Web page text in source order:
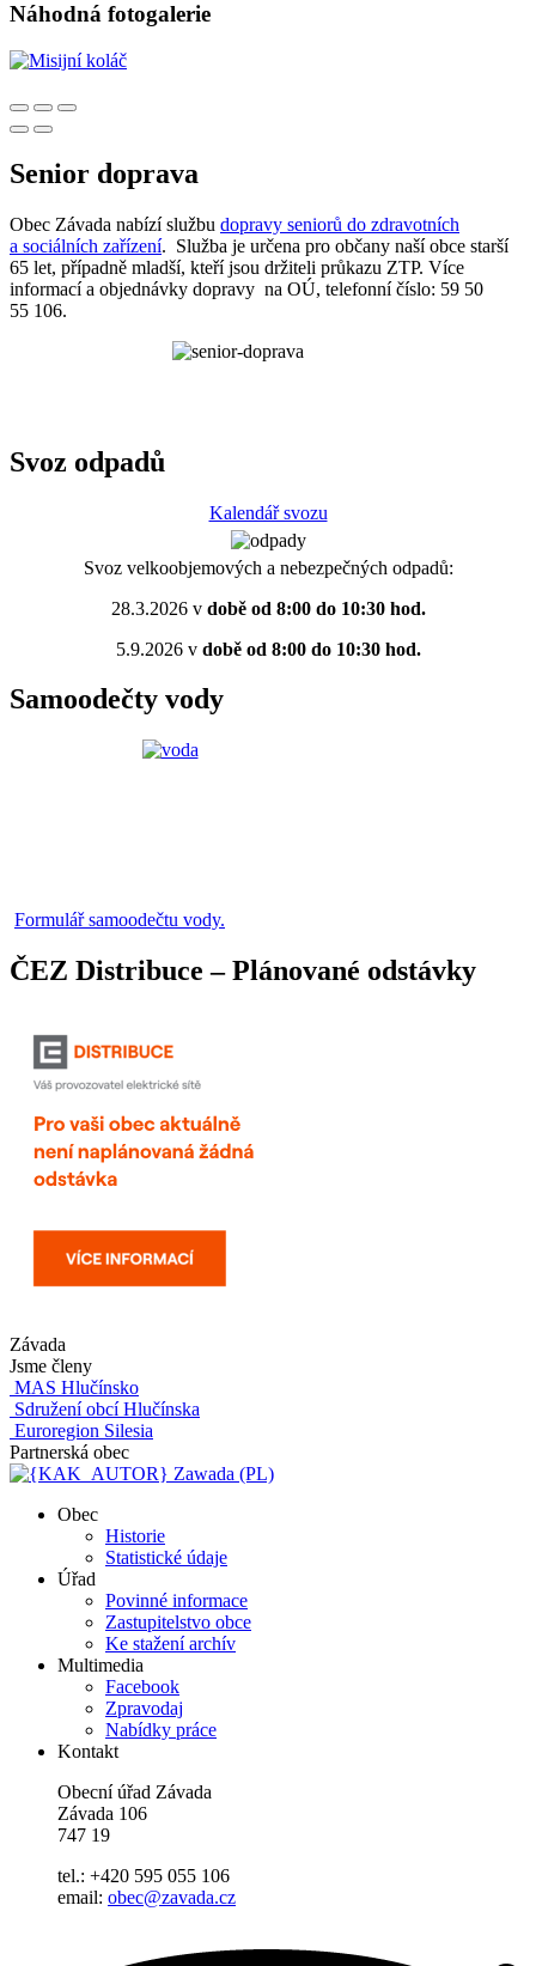
Náhodná fotogalerie
Senior doprava
Obec Závada nabízí službu dopravy seniorů do zdravotních
a sociálních zařízení. Služba je určena pro občany naší obce starší
65 let, případně mladší, kteří jsou držiteli průkazu ZTP. Více
informací a objednávky dopravy na OÚ, telefonní číslo: 59 50
55 106.
Svoz odpadů
Kalendář svozu
Svoz velkoobjemových a nebezpečných odpadů:
28.3.2026 vdobě od 8:00 do 10:30 hod.
5.9.2026 vdobě od 8:00 do 10:30 hod.
Samoodečty vody
Formulář samoodečtu vody.
ČEZ Distribuce – Plánované odstávky
Závada
Jsme členy
MAS Hlučínsko
Sdružení obcí Hlučínska
Euroregion Silesia
Partnerská obec
Zawada (PL)
Obec
Historie
Statistické údaje
Úřad
Povinné informace
Zastupitelstvo obce
Ke stažení archív
Multimedia
Facebook
Zpravodaj
Nabídky práce
Kontakt
Obecní úřad Závada
Závada 106
747 19
tel.: +420 595 055 106
email: obec@zavada.cz